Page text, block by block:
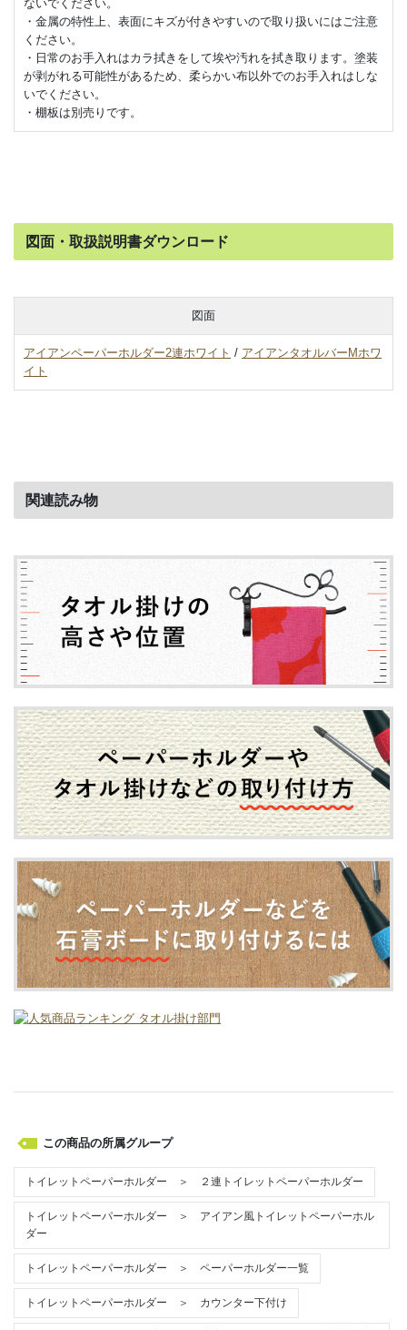
ないでください。
・金属の特性上、表面にキズが付きやすいので取り扱いにはご注意
ください。
・日常のお手入れはカラ拭きをして埃や汚れを拭き取ります。塗装
が剥がれる可能性があるため、柔らかい布以外でのお手入れはしな
いでください。
・棚板は別売りです。
図面・取扱説明書ダウンロード
図面
アイアンペーパーホルダー2連ホワイト / アイアンタオルバーMホワ
イト
関連読み物
この商品の所属グループ
トイレットペーパーホルダー ＞ ２連トイレットペーパーホルダー
トイレットペーパーホルダー ＞ アイアン風トイレットペーパーホル
ダー
トイレットペーパーホルダー ＞ ペーパーホルダー一覧
トイレットペーパーホルダー ＞ カウンター下付け